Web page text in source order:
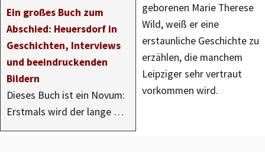
Ein großes Buch zum
Abschied: Heuersdorf in
Geschichten, Interviews
und beeindruckenden
Bildern
Dieses Buch ist ein Novum:
Erstmals wird der lange …
geborenen Marie Therese
Wild, weiß er eine
erstaunliche Geschichte zu
erzählen, die manchem
Leipziger sehr vertraut
vorkommen wird.